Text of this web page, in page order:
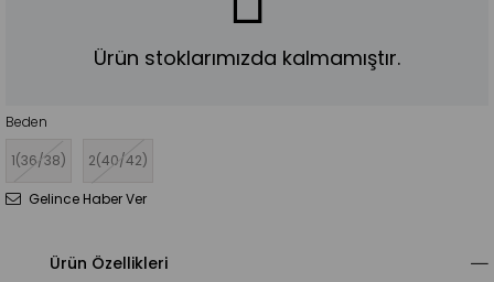
Ürün stoklarımızda kalmamıştır.
Beden
1(36/38) 2(40/42)
Gelince Haber Ver
Ürün Özellikleri